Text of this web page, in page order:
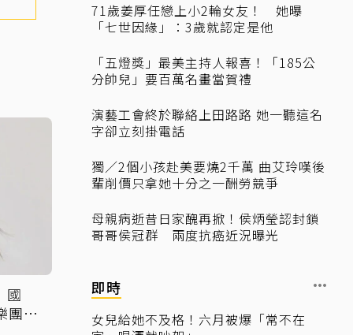
國
團首
71歲姜厚任戀上小2輪女友！ 她曝
「七世因緣」：3歲就認定是他
「五燈獎」最美主持人報喜！「185公
分帥兒」要百萬名畫當賀禮
演藝工會終於聯絡上田路路 她一聽這名
字卻立刻掛電話
獨／2個小孩赴美要燒2千萬 曲艾玲嘆後
輩削價只拿她十分之一酬勞競爭
母親病逝昔日家醜再掀！侯炳瑩認封鎖
哥哥侯冠群 兩度抗癌近況曝光
即時
女兒給她不及格！六月被爆「常不在